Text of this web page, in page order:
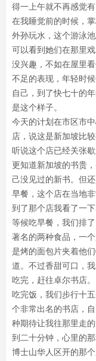
得一上午就不再感觉有
在我睡觉前的时候，
外孙玩水，这个游泳
可以看到她们在那里
没兴趣，不如在屋里
不足的表现，年轻时
自己，到了快七十的
是这个样子。
今天的计划在市区市
店，说这是新加坡比
听说这个店已经关张
更知道新加坡的书贵
己没见过的新书。但
早餐，这个店在当地非
到了那个店我看了一
等候吃早餐，我们排
著名的两种食品，一
是烤的面包片夹着他
道。不过香甜可口，
吃完，赶往卓尔书店。
吃完饭，我们步行十
个非常出名的书店，
种期待让我往那里走
到二十分钟，心里的
博士山华人区开的那